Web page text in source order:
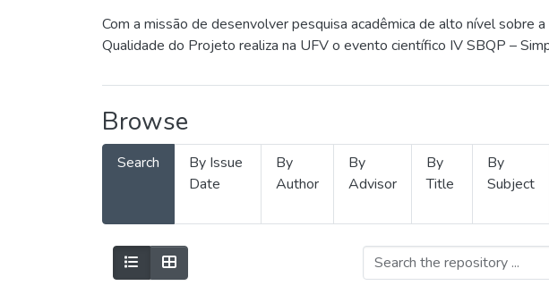
Com a missão de desenvolver pesquisa acadêmica de alto nível sobre
Qualidade do Projeto realiza na UFV o evento científico IV SBQP –
Browse
Search
By Issue
Date
By
Author
By
Advisor
By
Title
By
Subject